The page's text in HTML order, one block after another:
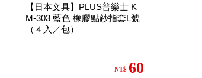
【日本文具】PLUS普樂士 K
M-303 藍色 橡膠點鈔指套L號
（４入／包）
NT$ 60